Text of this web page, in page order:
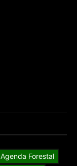
Agenda Forestal